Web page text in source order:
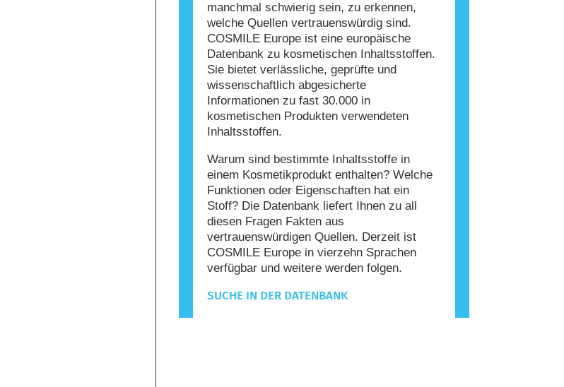
manchmal schwierig sein, zu erkennen,
welche Quellen vertrauenswürdig sind.
COSMILE Europe ist eine europäische
Datenbank zu kosmetischen Inhaltsstoffen.
Sie bietet verlässliche, geprüfte und
wissenschaftlich abgesicherte
Informationen zu fast 30.000 in
kosmetischen Produkten verwendeten
Inhaltsstoffen.
Warum sind bestimmte Inhaltsstoffe in
einem Kosmetikprodukt enthalten? Welche
Funktionen oder Eigenschaften hat ein
Stoff? Die Datenbank liefert Ihnen zu all
diesen Fragen Fakten aus
vertrauenswürdigen Quellen. Derzeit ist
COSMILE Europe in vierzehn Sprachen
verfügbar und weitere werden folgen.
SUCHE IN DER DATENBANK